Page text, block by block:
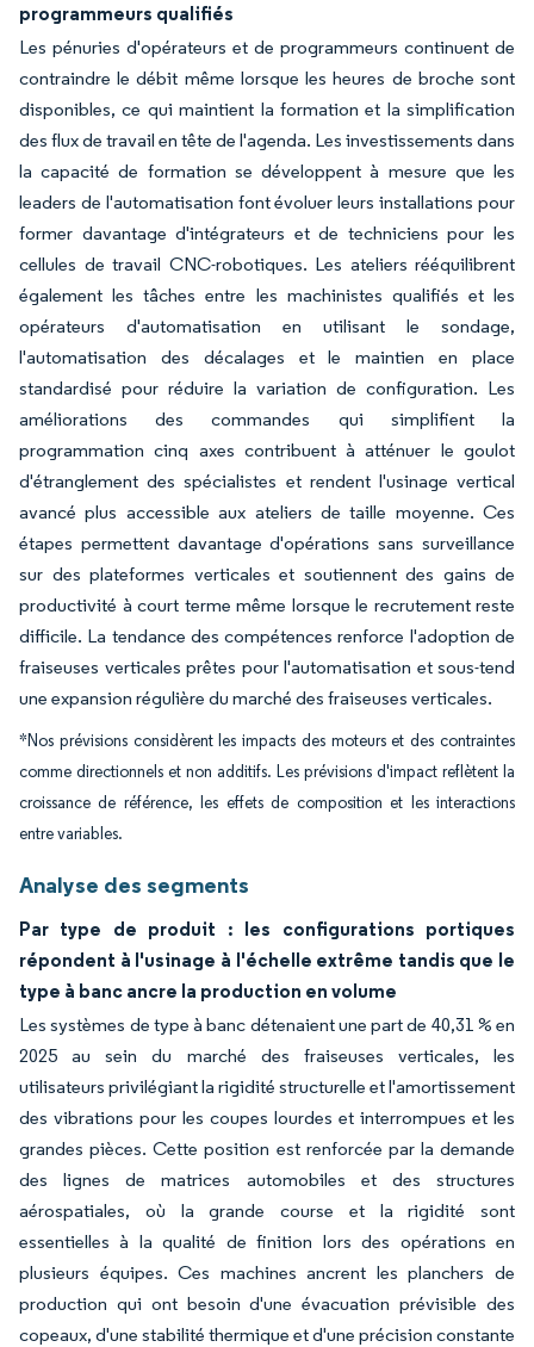
programmeurs qualifiés
Les pénuries d'opérateurs et de programmeurs continuent de
contraindre le débit même lorsque les heures de broche sont
disponibles, ce qui maintient la formation et la simplification
des flux de travail en tête de l'agenda. Les investissements dans
la capacité de formation se développent à mesure que les
leaders de l'automatisation font évoluer leurs installations pour
former davantage d'intégrateurs et de techniciens pour les
cellules de travail CNC-robotiques. Les ateliers rééquilibrent
également les tâches entre les machinistes qualifiés et les
opérateurs d'automatisation en utilisant le sondage,
l'automatisation des décalages et le maintien en place
standardisé pour réduire la variation de configuration. Les
améliorations des commandes qui simplifient la
programmation cinq axes contribuent à atténuer le goulot
d'étranglement des spécialistes et rendent l'usinage vertical
avancé plus accessible aux ateliers de taille moyenne. Ces
étapes permettent davantage d'opérations sans surveillance
sur des plateformes verticales et soutiennent des gains de
productivité à court terme même lorsque le recrutement reste
difficile. La tendance des compétences renforce l'adoption de
fraiseuses verticales prêtes pour l'automatisation et sous-tend
une expansion régulière du marché des fraiseuses verticales.
*Nos prévisions considèrent les impacts des moteurs et des contraintes
comme directionnels et non additifs. Les prévisions d'impact reflètent la
croissance de référence, les effets de composition et les interactions
entre variables.
Analyse des segments
Par type de produit : les configurations portiques
répondent à l'usinage à l'échelle extrême tandis que le
type à banc ancre la production en volume
Les systèmes de type à banc détenaient une part de 40,31 % en
2025 au sein du marché des fraiseuses verticales, les
utilisateurs privilégiant la rigidité structurelle et l'amortissement
des vibrations pour les coupes lourdes et interrompues et les
grandes pièces. Cette position est renforcée par la demande
des lignes de matrices automobiles et des structures
aérospatiales, où la grande course et la rigidité sont
essentielles à la qualité de finition lors des opérations en
plusieurs équipes. Ces machines ancrent les planchers de
production qui ont besoin d'une évacuation prévisible des
copeaux, d'une stabilité thermique et d'une précision constante